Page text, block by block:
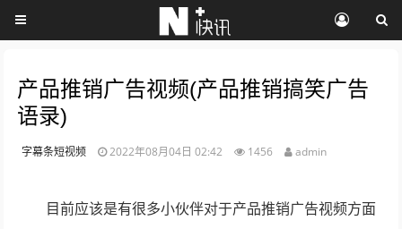
产品推销广告视频(产品推销搞笑广告
语录)
字幕条短视频 2022年08月04日 02:42 1456 admin
目前应该是有很多小伙伴对于产品推销广告视频方面